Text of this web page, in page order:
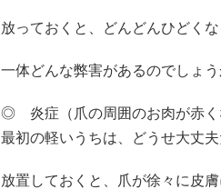
放っておくと、どんどんひどくな
一体どんな弊害があるのでしょ
◎ 炎症（爪の周囲のお肉が赤く
最初の軽いうちは、どうせ大丈
放置しておくと、爪が徐々に皮